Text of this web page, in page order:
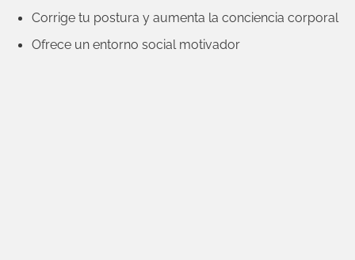
Corrige tu postura y aumenta la conciencia corporal
Ofrece un entorno social motivador